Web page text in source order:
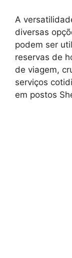
A
diversas
podem ser
reservas de
de viagem,
serviços
em postos